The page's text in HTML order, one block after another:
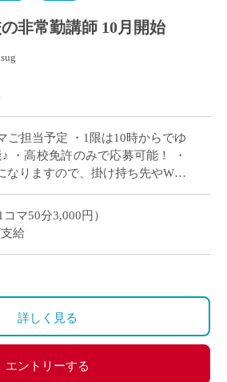
非常勤講師 10月開始
ご担当予定 ・1限は10時からでゆ
・高校免許のみで応募可能！ ・
なりますので、掛け持ち先やWワ
な校舎で働きま […]
マ50分3,000円）
支給
詳しく見る
エントリーする